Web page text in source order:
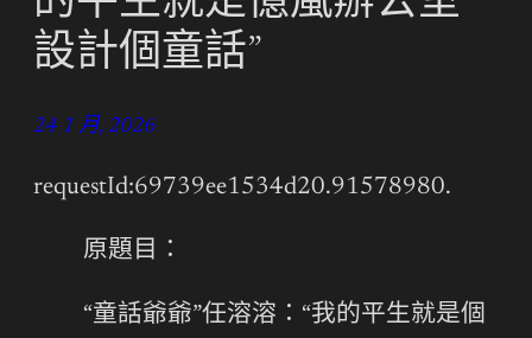
設計個童話”
24 1 月, 2026
requestId:69739ee1534d20.91578980.
原題目：
“童話爺爺”任溶溶：“我的平生就是個